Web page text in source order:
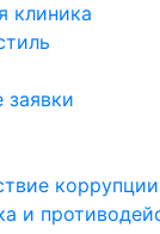
клиника
заявки
коррупции
и